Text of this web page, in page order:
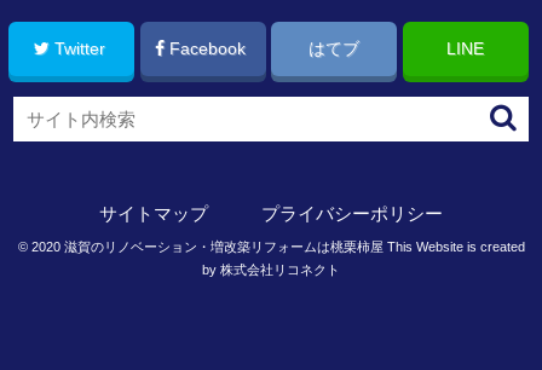
Twitter Facebook はてブ LINE
サイトマップ プライバシーポリシー
© 2020 滋賀のリノベーション・増改築リフォームは桃栗柿屋 This Website is created
by 株式会社リコネクト